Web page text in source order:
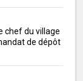
chef du village
de dépôt